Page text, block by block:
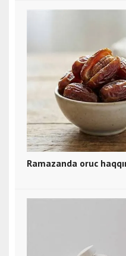
Ramazanda oruc